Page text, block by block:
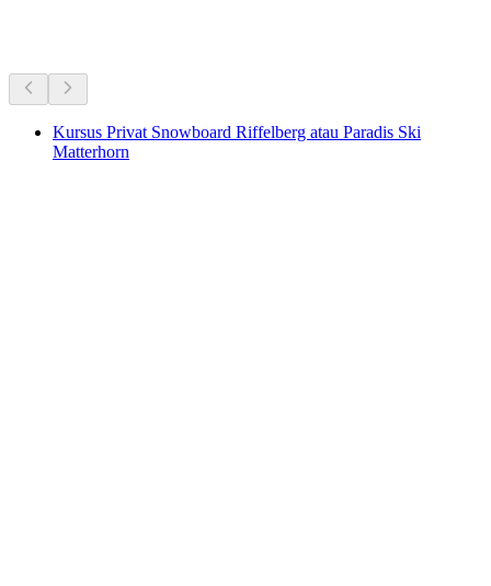
Kursus Privat Snowboard Riffelberg atau Paradis Ski
Matterhorn